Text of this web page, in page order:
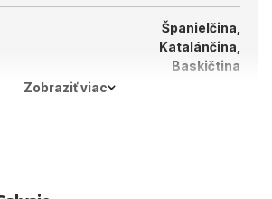
Španielčina,
Katalánčina,
Baskičtina
Zobraziť viac